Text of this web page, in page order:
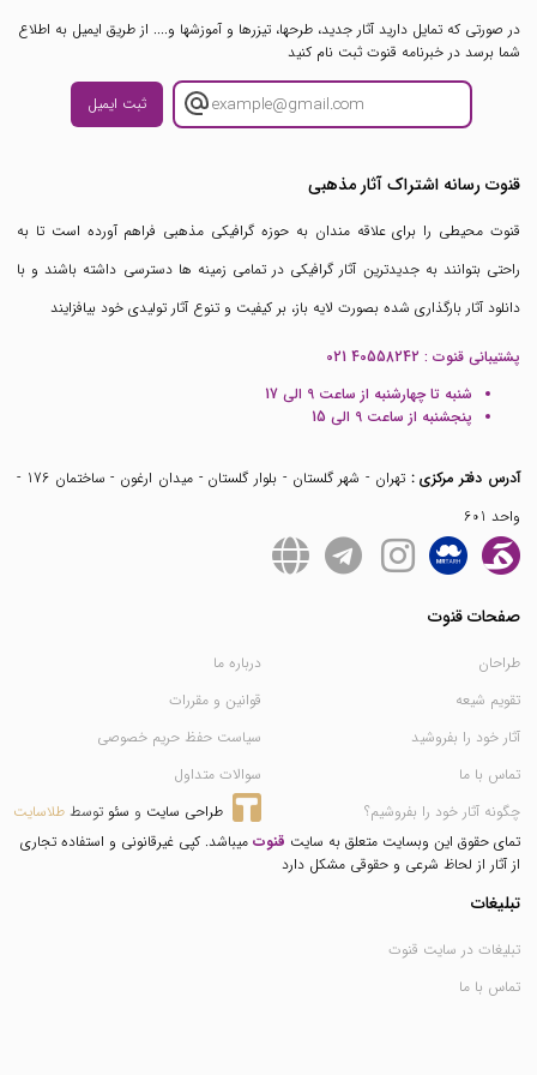
در صورتی که تمایل دارید آثار جدید، طرحها، تیزرها و آموزشها و.... از طریق ایمیل به اطلاع
شما برسد در خبرنامه قنوت ثبت نام کنید
ثبت ایمیل
قنوت رسانه اشتراک آثار مذهبی
قنوت محیطی را برای علاقه مندان به حوزه گرافیکی مذهبی فراهم آورده است تا به
راحتی بتوانند به جدیدترین آثار گرافیکی در تمامی زمینه ها دسترسی داشته باشند و با
دانلود آثار بارگذاری شده بصورت لایه باز، بر کیفیت و تنوع آثار تولیدی خود بیافزایند
پشتیبانی قنوت : 021 40558242
شنبه تا چهارشنبه از ساعت 9 الی 17
پنجشنبه از ساعت 9 الی 15
آدرس دفتر مرکزی :
تهران - شهر گلستان - بلوار گلستان - میدان ارغون - ساختمان 176 -
واحد 601
صفحات قنوت
طراحان
تقویم شیعه
آثار خود را بفروشید
تماس با ما
چگونه آثار خود را بفروشیم؟
درباره ما
قوانین و مقررات
سیاست حفظ حریم خصوصی
سوالات متداول
طراحی سایت و سئو توسط طلاسایت
تمای حقوق این وبسایت متعلق به سایت قنوت میباشد. کپی غیرقانونی و استفاده تجاری
از آثار از لحاظ شرعی و حقوقی مشکل دارد
تبلیغات
تبلیغات در سایت قنوت
تماس با ما